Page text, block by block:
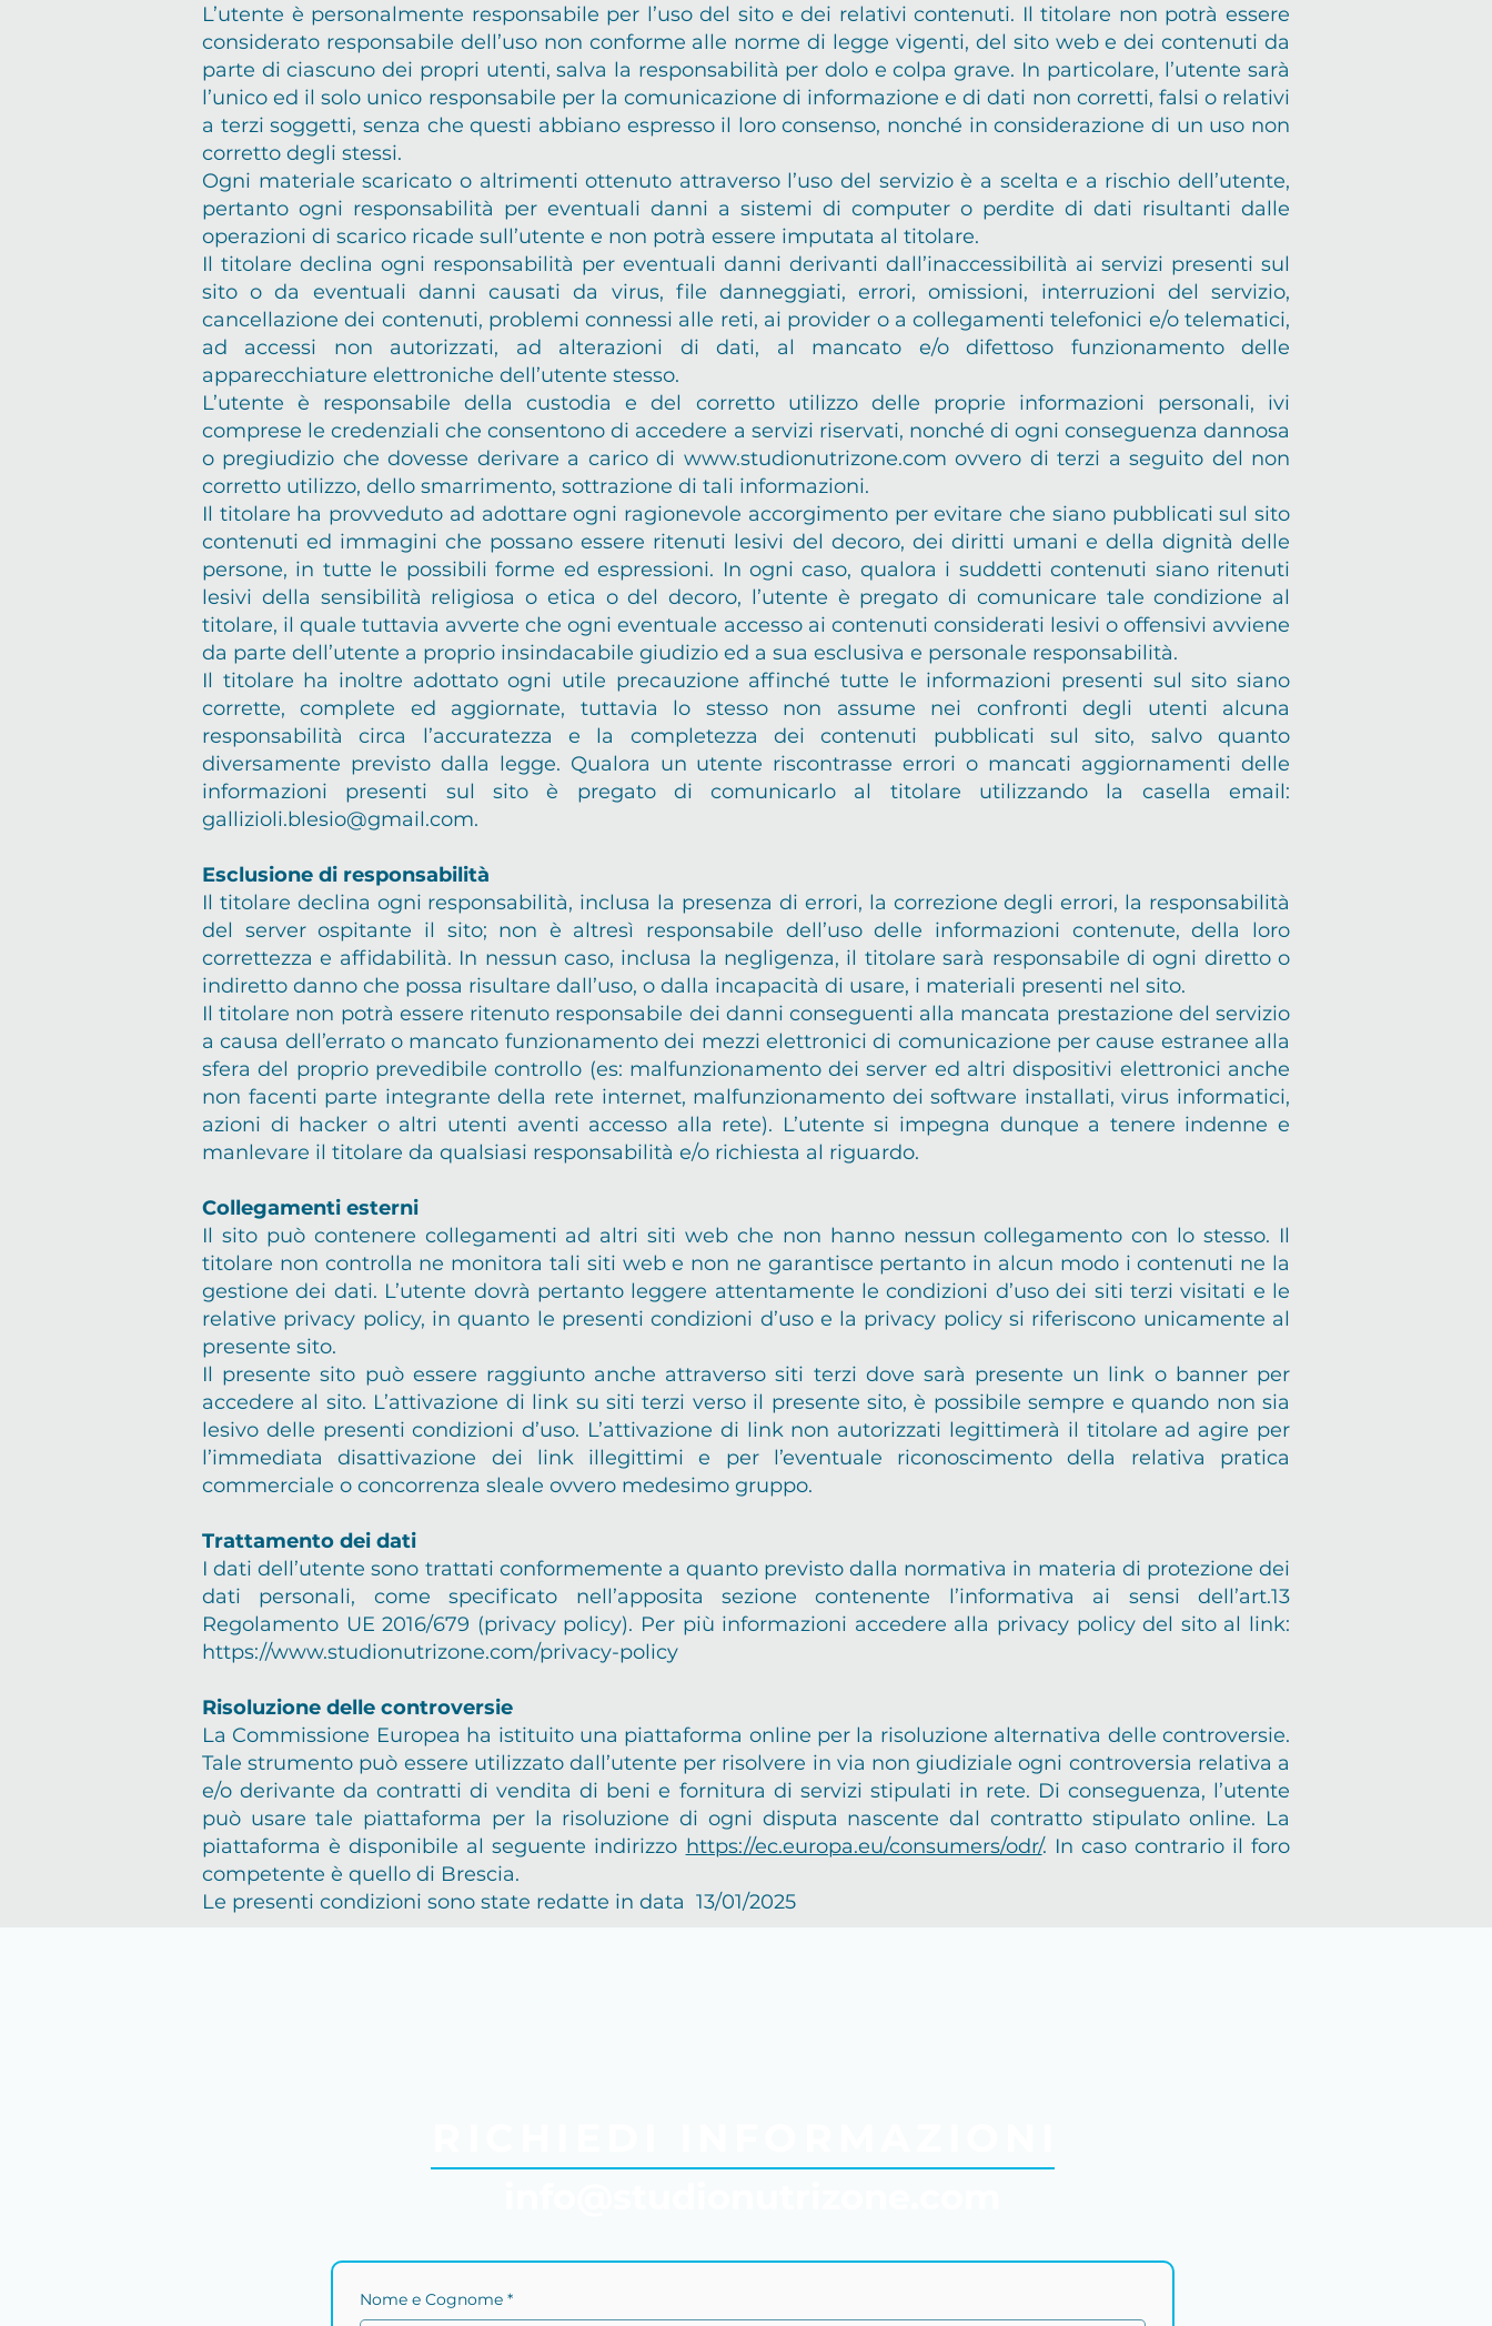
L’utente è personalmente responsabile per l’uso del sito e dei relativi contenuti. Il titolare non potrà essere
considerato responsabile dell’uso non conforme alle norme di legge vigenti, del sito web e dei contenuti da
parte di ciascuno dei propri utenti, salva la responsabilità per dolo e colpa grave. In particolare, l’utente sarà
l’unico ed il solo unico responsabile per la comunicazione di informazione e di dati non corretti, falsi o relativi
a terzi soggetti, senza che questi abbiano espresso il loro consenso, nonché in considerazione di un uso non
corretto degli stessi.
Ogni materiale scaricato o altrimenti ottenuto attraverso l’uso del servizio è a scelta e a rischio dell’utente,
pertanto ogni responsabilità per eventuali danni a sistemi di computer o perdite di dati risultanti dalle
operazioni di scarico ricade sull’utente e non potrà essere imputata al titolare.
Il titolare declina ogni responsabilità per eventuali danni derivanti dall’inaccessibilità ai servizi presenti sul
sito o da eventuali danni causati da virus, file danneggiati, errori, omissioni, interruzioni del servizio,
cancellazione dei contenuti, problemi connessi alle reti, ai provider o a collegamenti telefonici e/o telematici,
ad accessi non autorizzati, ad alterazioni di dati, al mancato e/o difettoso funzionamento delle
apparecchiature elettroniche dell’utente stesso.
L’utente è responsabile della custodia e del corretto utilizzo delle proprie informazioni personali, ivi
comprese le credenziali che consentono di accedere a servizi riservati, nonché di ogni conseguenza dannosa
o pregiudizio che dovesse derivare a carico di www.studionutrizone.com ovvero di terzi a seguito del non
corretto utilizzo, dello smarrimento, sottrazione di tali informazioni.
Il titolare ha provveduto ad adottare ogni ragionevole accorgimento per evitare che siano pubblicati sul sito
contenuti ed immagini che possano essere ritenuti lesivi del decoro, dei diritti umani e della dignità delle
persone, in tutte le possibili forme ed espressioni. In ogni caso, qualora i suddetti contenuti siano ritenuti
lesivi della sensibilità religiosa o etica o del decoro, l’utente è pregato di comunicare tale condizione al
titolare, il quale tuttavia avverte che ogni eventuale accesso ai contenuti considerati lesivi o offensivi avviene
da parte dell’utente a proprio insindacabile giudizio ed a sua esclusiva e personale responsabilità.
Il titolare ha inoltre adottato ogni utile precauzione affinché tutte le informazioni presenti sul sito siano
corrette, complete ed aggiornate, tuttavia lo stesso non assume nei confronti degli utenti alcuna
responsabilità circa l’accuratezza e la completezza dei contenuti pubblicati sul sito, salvo quanto
diversamente previsto dalla legge. Qualora un utente riscontrasse errori o mancati aggiornamenti delle
informazioni presenti sul sito è pregato di comunicarlo al titolare utilizzando la casella email:
gallizioli.blesio@gmail.com.
Esclusione di responsabilità
Il titolare declina ogni responsabilità, inclusa la presenza di errori, la correzione degli errori, la responsabilità
del server ospitante il sito; non è altresì responsabile dell’uso delle informazioni contenute, della loro
correttezza e affidabilità. In nessun caso, inclusa la negligenza, il titolare sarà responsabile di ogni diretto o
indiretto danno che possa risultare dall’uso, o dalla incapacità di usare, i materiali presenti nel sito.
Il titolare non potrà essere ritenuto responsabile dei danni conseguenti alla mancata prestazione del servizio
a causa dell’errato o mancato funzionamento dei mezzi elettronici di comunicazione per cause estranee alla
sfera del proprio prevedibile controllo (es: malfunzionamento dei server ed altri dispositivi elettronici anche
non facenti parte integrante della rete internet, malfunzionamento dei software installati, virus informatici,
azioni di hacker o altri utenti aventi accesso alla rete). L’utente si impegna dunque a tenere indenne e
manlevare il titolare da qualsiasi responsabilità e/o richiesta al riguardo.
Collegamenti esterni
Il sito può contenere collegamenti ad altri siti web che non hanno nessun collegamento con lo stesso. Il
titolare non controlla ne monitora tali siti web e non ne garantisce pertanto in alcun modo i contenuti ne la
gestione dei dati. L’utente dovrà pertanto leggere attentamente le condizioni d’uso dei siti terzi visitati e le
relative privacy policy, in quanto le presenti condizioni d’uso e la privacy policy si riferiscono unicamente al
presente sito.
Il presente sito può essere raggiunto anche attraverso siti terzi dove sarà presente un link o banner per
accedere al sito. L’attivazione di link su siti terzi verso il presente sito, è possibile sempre e quando non sia
lesivo delle presenti condizioni d’uso. L’attivazione di link non autorizzati legittimerà il titolare ad agire per
l’immediata disattivazione dei link illegittimi e per l’eventuale riconoscimento della relativa pratica
commerciale o concorrenza sleale ovvero medesimo gruppo.
Trattamento dei dati
I dati dell’utente sono trattati conformemente a quanto previsto dalla normativa in materia di protezione dei
dati personali, come specificato nell’apposita sezione contenente l’informativa ai sensi dell’art.13
Regolamento UE 2016/679 (privacy policy). Per più informazioni accedere alla privacy policy del sito al link:
https://www.studionutrizone.com/privacy-policy
Risoluzione delle controversie
La Commissione Europea ha istituito una piattaforma online per la risoluzione alternativa delle controversie.
Tale strumento può essere utilizzato dall’utente per risolvere in via non giudiziale ogni controversia relativa a
e/o derivante da contratti di vendita di beni e fornitura di servizi stipulati in rete. Di conseguenza, l’utente
può usare tale piattaforma per la risoluzione di ogni disputa nascente dal contratto stipulato online. La
piattaforma è disponibile al seguente indirizzo https://ec.europa.eu/consumers/odr/. In caso contrario il foro
competente è quello di Brescia.
Le presenti condizioni sono state redatte in data 13/01/2025
Nome e Cognome *